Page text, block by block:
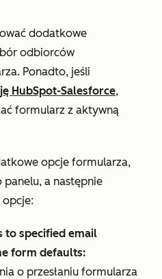
dodatkowe
odbiorców
Ponadto, jeśli
HubSpot-Salesforce,
formularz z aktywną
opcje formularza,
panelu, a następnie
opcje:
to specified email
form defaults:
o przesłaniu formularza